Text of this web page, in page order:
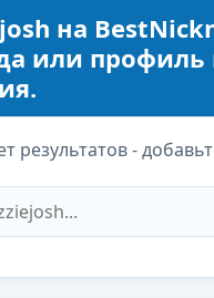
на
или
результатов -